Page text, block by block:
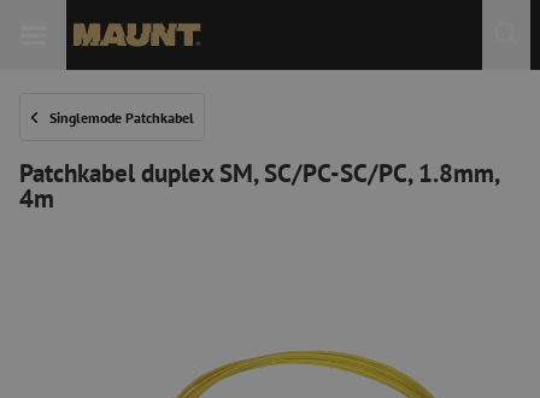
Singlemode Patchkabel
Patchkabel duplex SM, SC/PC-SC/PC, 1.8mm,
4m